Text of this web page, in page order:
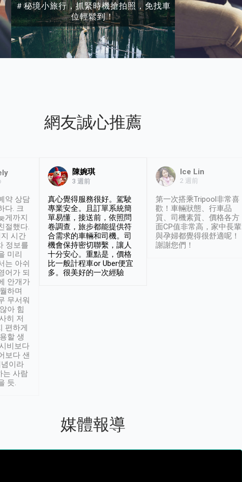
＃秘境小旅行，抓緊時機搶拍照，免找車
位輕鬆到！
網友誠心推薦
약 상담
다. 크
게까지
절했다.
시간
정보를
미리
는 아쉬
어가 되
안개가
하며
무서워
아 힘
히 저
편하게
할 생
비보다
보다 샌
이라
는 사람
듯.
陳婉琪
3 週前
真心覺得服務很好。駕駛
專業安全。且訂單系統簡
單易懂，接送前，依照問
卷調查，旅步都能提供符
合需求的車輛和司機。司
機會保持密切聯繫，讓人
十分安心。重點是，價格
比一般計程車or Uber便宜
多。很美好的一次經驗
Ice Lin
2 週前
第一次搭乘Tripool非常喜
歡！車輛狀態、行車品
質、司機素質、價格各方
面CP值非常高，家中長輩
與孕婦都覺得很舒適呢！
謝謝您們！
媒體報導